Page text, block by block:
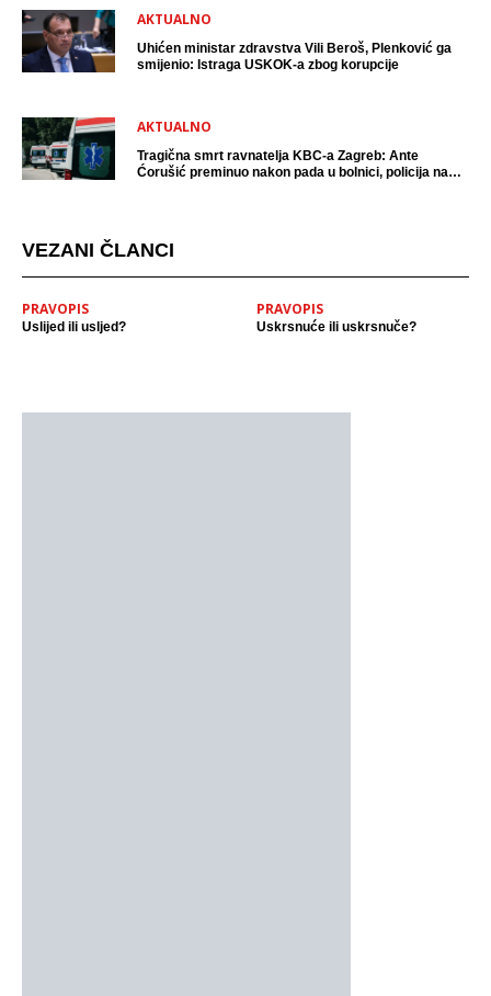
AKTUALNO
Uhićen ministar zdravstva Vili Beroš, Plenković ga
smijenio: Istraga USKOK-a zbog korupcije
AKTUALNO
Tragična smrt ravnatelja KBC-a Zagreb: Ante
Ćorušić preminuo nakon pada u bolnici, policija na
VEZANI ČLANCI
PRAVOPIS
Uslijed ili usljed?
PRAVOPIS
Uskrsnuće ili uskrsnuče?